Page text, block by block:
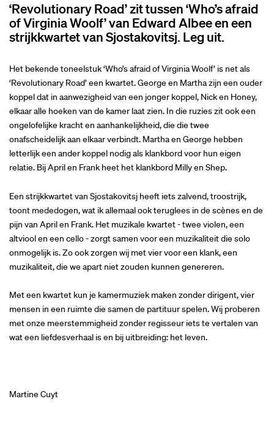
‘Revolutionary Road’ zit tussen ‘Who’s afraid
of Virginia Woolf’ van Edward Albee en een
strijkkwartet van Sjostakovitsj. Leg uit.
Het bekende toneelstuk ‘Who’s afraid of Virginia Woolf’ is net als
‘Revolutionary Road’ een kwartet. George en Martha zijn een ouder
koppel dat in aanwezigheid van een jonger koppel, Nick en Honey,
elkaar alle hoeken van de kamer laat zien. In die ruzies zit ook een
ongelofelijke kracht en aanhankelijkheid, die die twee
onafscheidelijk aan elkaar verbindt. Martha en George hebben
letterlijk een ander koppel nodig als klankbord voor hun eigen
relatie. Bij April en Frank heet het klankbord Milly en Shep.
Een strijkkwartet van Sjostakovitsj heeft iets zalvend, troostrijk,
toont mededogen, wat ik allemaal ook teruglees in de scènes en de
pijn van April en Frank. Het muzikale kwartet - twee violen, een
altviool en een cello - zorgt samen voor een muzikaliteit die solo
onmogelijk is. Zo ook zorgen wij met vier voor een klank, een
muzikaliteit, die we apart niet zouden kunnen genereren.
Met een kwartet kun je kamermuziek maken zonder dirigent, vier
mensen in een ruimte die samen de partituur spelen. Wij proberen
met onze meerstemmigheid zonder regisseur iets te vertalen van
wat een liefdesverhaal is en bij uitbreiding: het leven.
Martine Cuyt